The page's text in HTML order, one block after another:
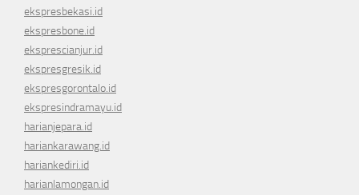
ekspresbekasi.id
ekspresbone.id
eksprescianjur.id
ekspresgresik.id
ekspresgorontalo.id
ekspresindramayu.id
harianjepara.id
hariankarawang.id
hariankediri.id
harianlamongan.id